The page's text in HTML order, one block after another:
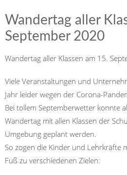
Wandertag aller
September 2020
Wandertag aller Klassen am 15.
Viele Veranstaltungen und
Jahr leider wegen der Corona-
Bei tollem Septemberwetter konnte
Wandertag mit allen Klassen der
Umgebung geplant werden.
So zogen die Kinder und Lehrkräfte
Fuß zu verschiedenen Zielen: